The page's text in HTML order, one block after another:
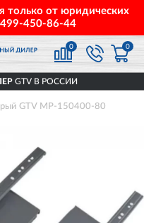
только от юридических
450-86-44
0 0
GTV В РОССИИ
GTV MP-150400-80